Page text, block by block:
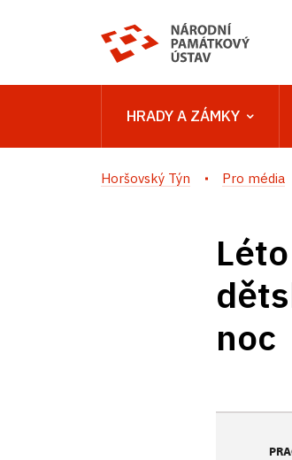
HRADY A ZÁMKY
Horšovský Týn Pro média
noc